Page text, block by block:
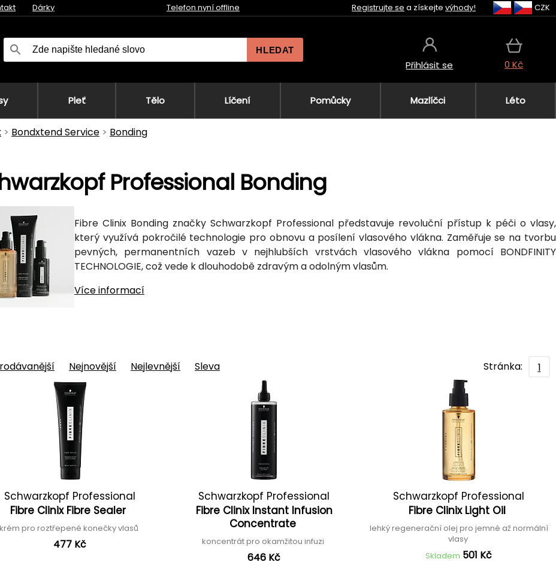
Dárky Telefon nyní offline Registrujte se a získejte výhody! CZK
HLEDAT
Přihlásit se 0 Kč
Pleť Tělo Líčení Pomůcky Mazlíčci Léto
Bondxtend Service Bonding
Professional Bonding
Fibre Clinix Bonding značky Schwarzkopf Professional představuje revoluční přístup k péči o vlasy,
který využívá pokročilé technologie pro obnovu a posílení vlasového vlákna. Zaměřuje se na tvorbu
pevných, permanentních vazeb v nejhlubších vrstvách vlasového vlákna pomocí BONDFINITY
TECHNOLOGIE, což vede k dlouhodobě zdravým a odolným vlasům.
Více informací
Nejnovější Nejlevnější Sleva Stránka: 1
Schwarzkopf Professional
Fibre Clinix Fibre Sealer
krém pro roztřepené konečky vlasů
477 Kč
Schwarzkopf Professional
Fibre Clinix Instant Infusion
Concentrate
koncentrát pro okamžitou infuzi
646 Kč
Schwarzkopf Professional
Fibre Clinix Light Oil
lehký regenerační olej pro jemné až normální
vlasy
Skladem 501 Kč